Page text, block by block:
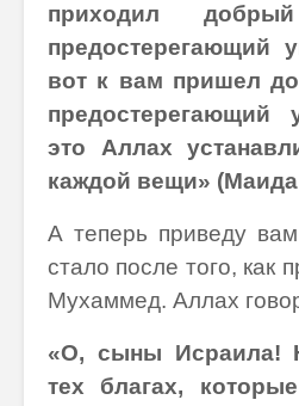
приходил
предостерегающий
вот к вам пришел
предостерегающий
это Аллах
каждой вещи» (Маида
А теперь приведу
стало после того, как
Мухаммед. Аллах
«О, сыны Исраила!
тех благах,